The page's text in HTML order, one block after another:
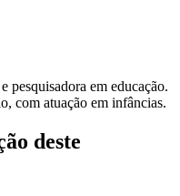
pesquisadora em educação.
com atuação em infâncias.
deste